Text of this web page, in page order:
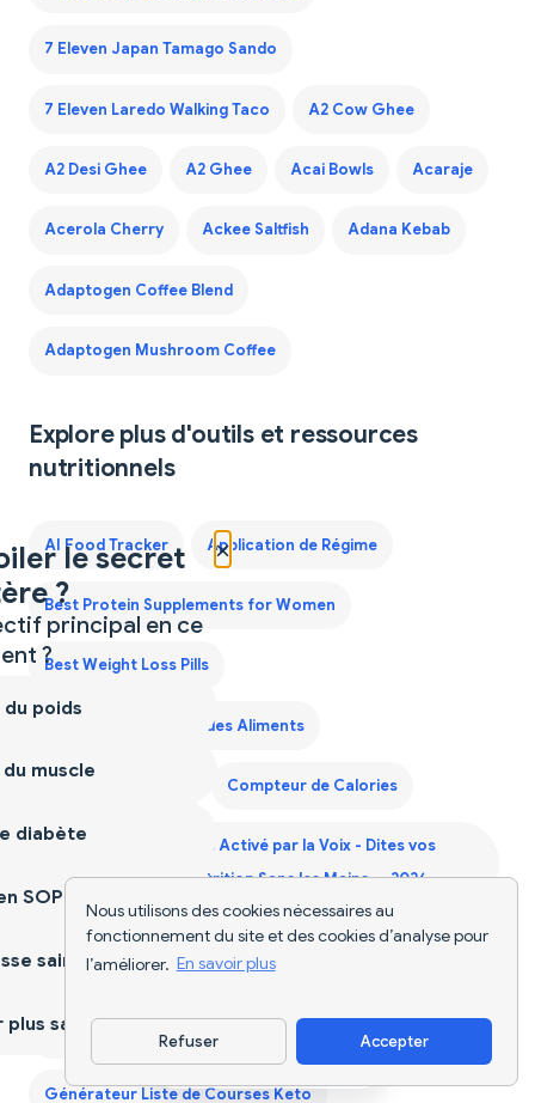
Nous utilisons des cookies nécessaires au
fonctionnement du site et des cookies d’analyse pour
l’améliorer. En savoir plus
Refuser Accepter
7 Eleven Japan Tamago Sando
7 Eleven Laredo Walking Taco A2 Cow Ghee
A2 Desi Ghee A2 Ghee Acai Bowls Acaraje
Acerola Cherry Ackee Saltfish Adana Kebab
Adaptogen Coffee Blend
Adaptogen Mushroom Coffee
Explore plus d'outils et ressources
nutritionnels
AI Food Tracker Application de Régime
Best Protein Supplements for Women
Best Weight Loss Pills
Calculer les Calories des Aliments
Compteur de Calories
Compteur de Calories Activé par la Voix - Dites vos
Repas et Suivez la Nutrition Sans les Mains — 2026
Compteur de Calories pour Cuisine Française -
Informations Nutritionnelles Instantanées — 2026
Diet Supplements Nutrition
Générateur Liste de Courses Keto
Télécharger l'appli
×
le secret
?
principal en ce
?
poids
muscle
diabète
SOPK
saine
sain